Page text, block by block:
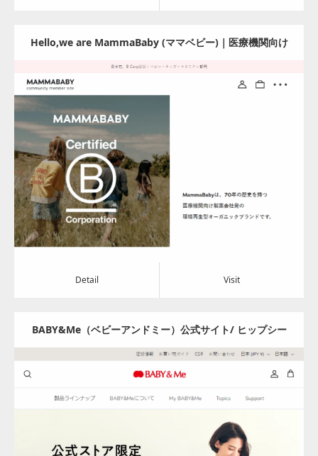
Hello,we are MammaBaby (ママベビー)｜医療機関向け
の製薬会社が展開するオーガニック＆Veganブランド
Category:アパレル・バッグ
Detail Visit
Detail Visit
BABY&Me（ベビーアンドミー）公式サイト/ ヒップシー
ートキャリア
アパレル・バッグ